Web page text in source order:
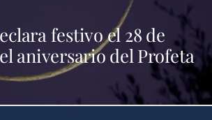
festivo el 28 de
aniversario del Profeta